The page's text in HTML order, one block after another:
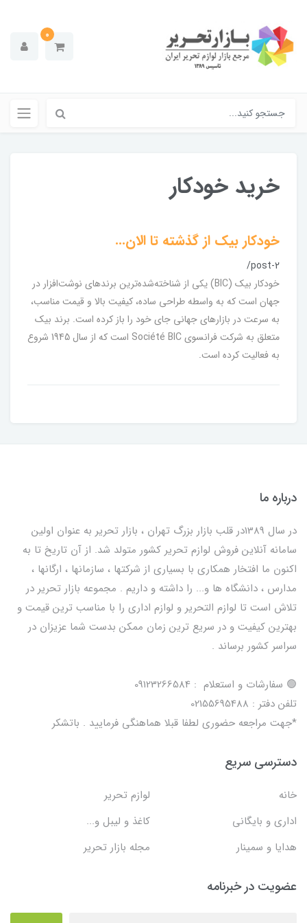
0
خرید خودکار
خودکار بیک از گذشته تا الان...
/post-2
خودکار بیک (BIC) یکی از شناخته‌شده‌ترین برندهای نوشت‌افزار در
جهان است که به واسطه طراحی ساده، کیفیت بالا و قیمت مناسب،
به سرعت در بازارهای جهانی جای خود را باز کرده است. برند بیک
متعلق به شرکت فرانسوی Société BIC است که از سال 1945 شروع
به فعالیت کرده است.
درباره ما
در سال 1389در قلب بازار بزرگ تهران ، بازار تحریر به عنوان اولین
سامانه آنلاین فروش لوازم تحریر کشور متولد شد. از آن تاریخ تا به
اکنون ما افتخار همکاری با بسیاری از شرکتها ، سازمانها ، ارگانها ،
مدارس ، دانشگاه ها و... را داشته و داریم . مجموعه بازار تحریر در
تلاش است تا لوازم التحریر و لوازم اداری را با مناسب ترین قیمت و
بهترین کیفیت و در سریع ترین زمان ممکن بدست شما عزیزان در
سراسر کشور برساند .
🟢 سفارشات و استعلام : 09123266584
تلفن دفتر : 02155695488
*جهت مراجعه حضوری لطفا قبلا هماهنگی فرمایید . باتشکر
دسترسی سریع
خانه
لوازم تحریر
اداری و بایگانی
کاغذ و لیبل و...
هدایا و سمینار
مجله بازار تحریر
عضویت در خبرنامه